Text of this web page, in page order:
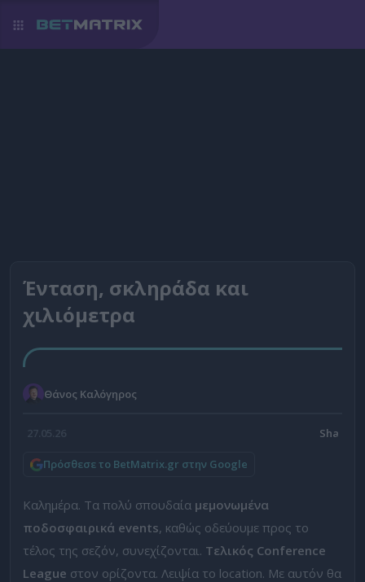
Ένταση, σκληράδα και
χιλιόμετρα
Θάνος Καλόγηρος
27.05.26
Πρόσθεσε το BetMatrix.gr στην Google
Καλημέρα. Τα πολύ σπουδαία μεμονωμένα
ποδοσφαιρικά events, καθώς οδεύουμε προς το
τέλος της σεζόν, συνεχίζονται. Τελικός Conference
League στον ορίζοντα. Λειψία το location. Με αυτόν θα